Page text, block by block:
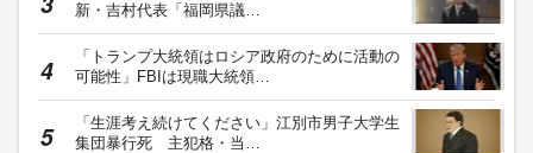
新・吉村代表「福岡県議…
「トランプ大統領はロシア政府のために活動の
可能性」FBIは現職大統領…
「生涯考え続けてください」江別市男子大学生
集団暴行死 主犯格・当…